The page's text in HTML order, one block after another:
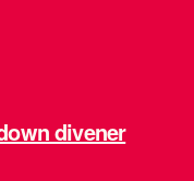
divener